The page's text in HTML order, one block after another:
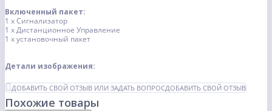
Включенный пакет:
1 х Сигнализатор
1 x Дистанционное Управление
1 x установочный пакет
Детали изображения:
ДОБАВИТЬ СВОЙ ОТЗЫВ ИЛИ ЗАДАТЬ ВОПРОСДОБАВИТЬ СВОЙ ОТЗЫВ
Похожие товары